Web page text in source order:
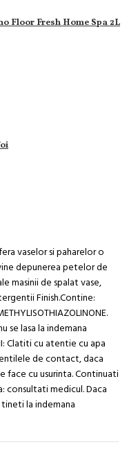
Floor Fresh Home Spa 2L
vaselor si paharelor o
depunerea petelor de
masinii de spalat vase,
Finish.Contine:
se lasa la indemana
Clatiti cu atentie cu apa
de contact, daca
face cu usurinta. Continuati
consultati medicul. Daca
la indemana